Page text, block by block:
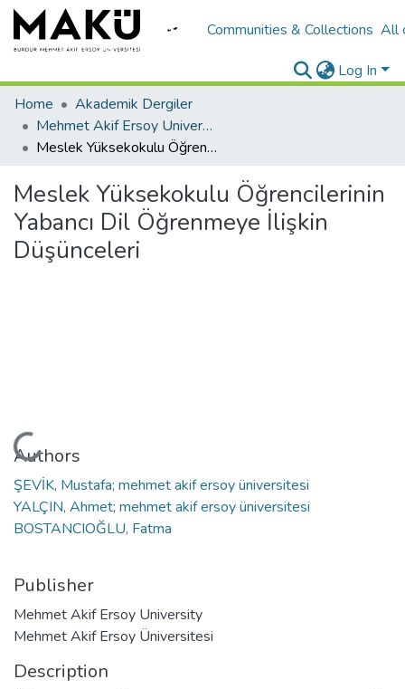
Communities & Collections All
Log In
Home
Akademik Dergiler
Mehmet Akif Ersoy University Journal of Education Faculty
Meslek Yüksekokulu Öğrencilerinin Yabancı Dil Öğrenmeye İlişkin Düşünceleri
Meslek Yüksekokulu Öğrencilerinin
Yabancı Dil Öğrenmeye İlişkin
Düşünceleri
Loading...
Authors
ŞEVİK, Mustafa; mehmet akif ersoy üniversitesi
YALÇIN, Ahmet; mehmet akif ersoy üniversitesi
BOSTANCIOĞLU, Fatma
Publisher
Mehmet Akif Ersoy University
Mehmet Akif Ersoy Üniversitesi
Description